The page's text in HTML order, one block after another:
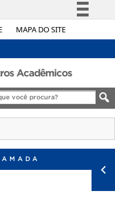
MAPA DO SITE
Simplifique!
Legislação
Canais
Acadêmicos